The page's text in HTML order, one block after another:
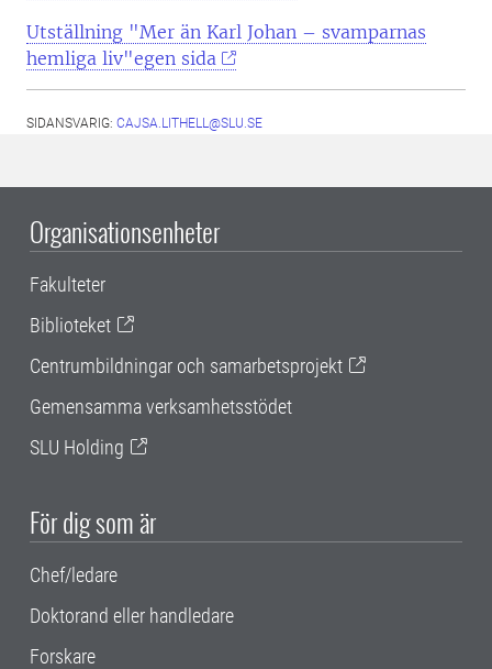
Utställning "Mer än Karl Johan – svamparnas
hemliga liv"egen sida
SIDANSVARIG: CAJSA.LITHELL@SLU.SE
Organisationsenheter
Fakulteter
Biblioteket
Centrumbildningar och samarbetsprojekt
Gemensamma verksamhetsstödet
SLU Holding
För dig som är
Chef/ledare
Doktorand eller handledare
Forskare